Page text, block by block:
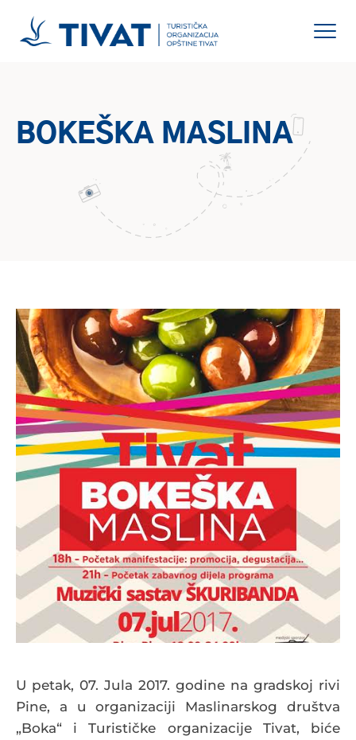
BOKEŠKA MASLINA
U petak, 07. Jula 2017. godine na gradskoj rivi
Pine, a u organizaciji Maslinarskog društva
„Boka“ i Turističke organizacije Tivat, biće